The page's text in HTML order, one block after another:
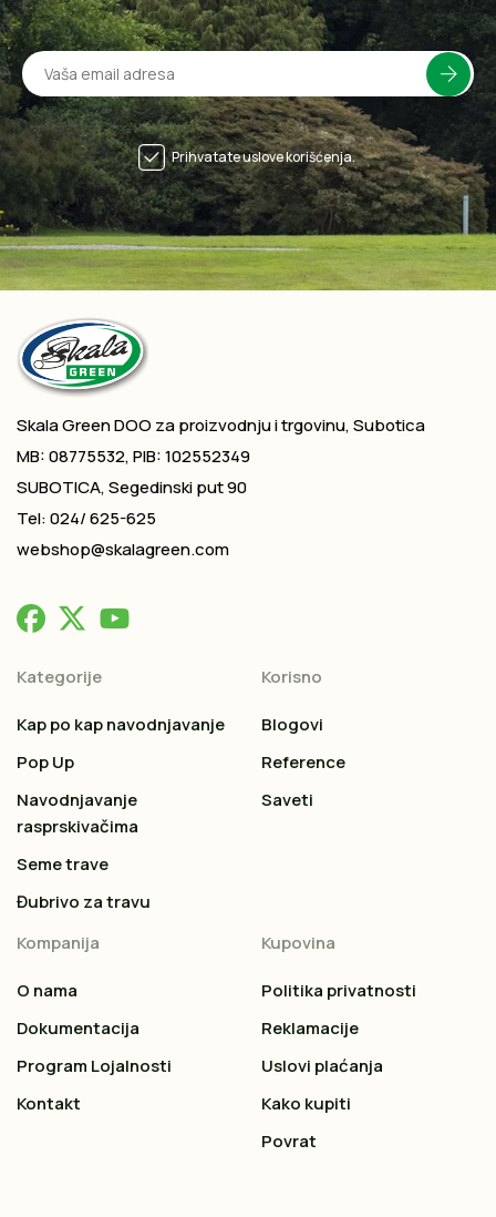
Prihvatate uslove korišćenja.
Skala Green DOO za proizvodnju i trgovinu, Subotica
MB: 08775532, PIB: 102552349
SUBOTICA, Segedinski put 90
Tel: 024/ 625-625
webshop@skalagreen.com
Kategorije
Kap po kap navodnjavanje
Pop Up
Navodnjavanje
rasprskivačima
Seme trave
Đubrivo za travu
Korisno
Blogovi
Reference
Saveti
Kompanija
O nama
Dokumentacija
Program Lojalnosti
Kontakt
Kupovina
Politika privatnosti
Reklamacije
Uslovi plaćanja
Kako kupiti
Povrat